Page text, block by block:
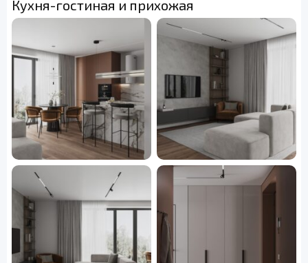
Кухня-гостиная и прихожая